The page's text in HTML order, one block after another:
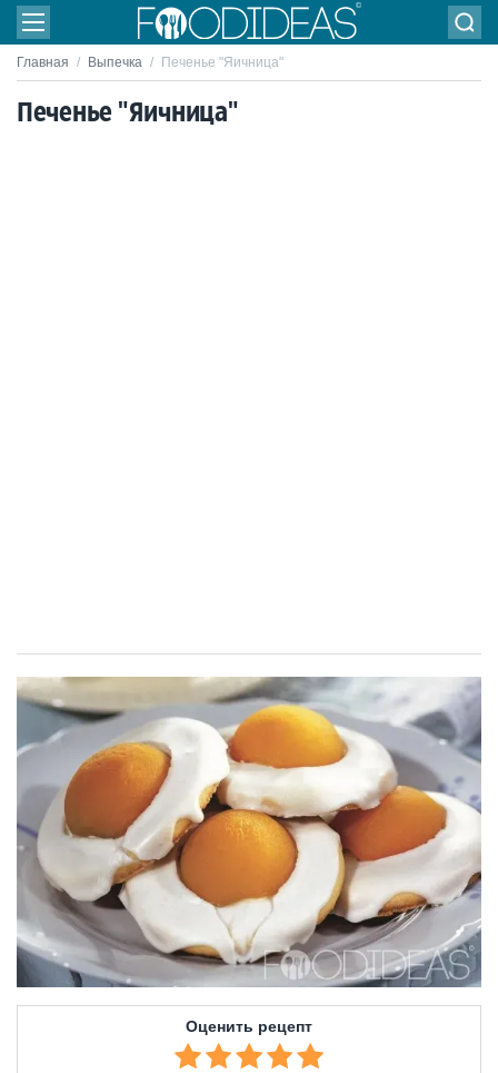
Главная / Выпечка / Печенье "Яичница"
Печенье "Яичница"
Оценить рецепт